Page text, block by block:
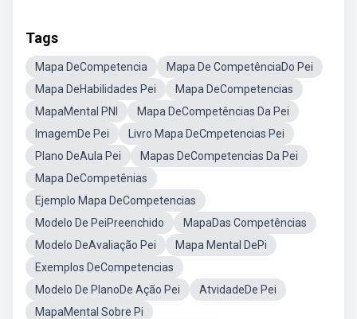
Tags
Mapa DeCompetencia
Mapa De CompetênciaDo Pei
Mapa DeHabilidades Pei
Mapa DeCompetencias
MapaMental PNI
Mapa DeCompetências Da Pei
ImagemDe Pei
Livro Mapa DeCmpetencias Pei
Plano DeAula Pei
Mapas DeCompetencias Da Pei
Mapa DeCompetênias
Ejemplo Mapa DeCompetencias
Modelo De PeiPreenchido
MapaDas Competências
Modelo DeAvaliação Pei
Mapa Mental DePi
Exemplos DeCompetencias
Modelo De PlanoDe Ação Pei
AtvidadeDe Pei
MapaMental Sobre Pi